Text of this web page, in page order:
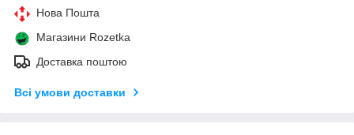
Нова Пошта
Магазини Rozetka
Доставка поштою
Всі умови доставки